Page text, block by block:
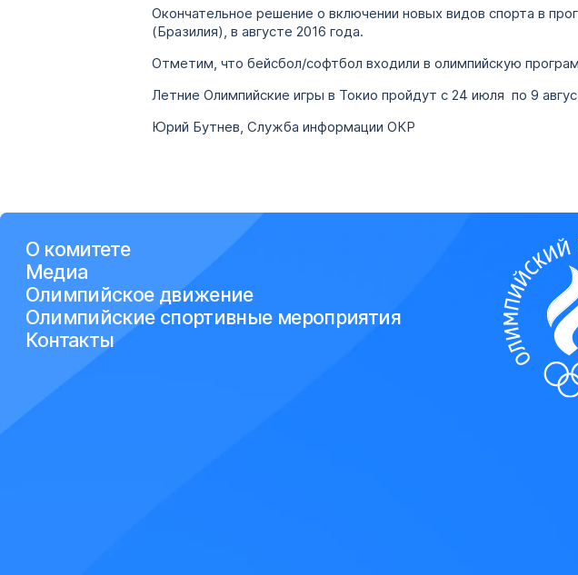
Окончательное решение о включении новых видов спорта в
(Бразилия), в августе 2016 года.
Отметим, что бейсбол/софтбол входили в олимпийскую
Летние Олимпийские игры в Токио пройдут с 24 июля по 9
Юрий Бутнев, Служба информации ОКР
О комитете
Медиа
Олимпийское движение
Олимпийские спортивные мероприятия
Контакты